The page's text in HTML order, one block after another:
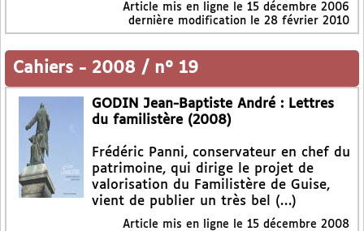
Article mis en ligne le 15 décembre 2006
dernière modification le 28 février 2010
Cahiers - 2008 / n° 19
GODIN Jean-Baptiste André : Lettres
du familistère (2008)
Frédéric Panni, conservateur en chef du
patrimoine, qui dirige le projet de
valorisation du Familistère de Guise,
vient de publier un très bel (…)
Article mis en ligne le 15 décembre 2008